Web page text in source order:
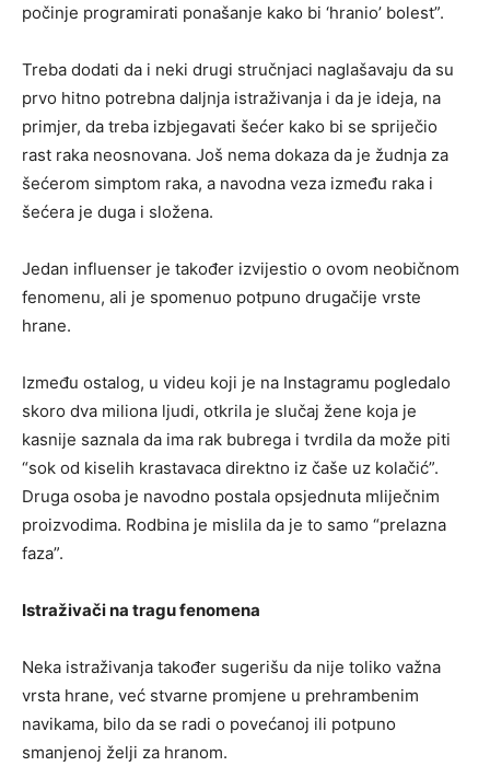
počinje programirati ponašanje kako bi ‘hranio’ bolest”.
Treba dodati da i neki drugi stručnjaci naglašavaju da su
prvo hitno potrebna daljnja istraživanja i da je ideja, na
primjer, da treba izbjegavati šećer kako bi se spriječio
rast raka neosnovana. Još nema dokaza da je žudnja za
šećerom simptom raka, a navodna veza između raka i
šećera je duga i složena.
Jedan influenser je također izvijestio o ovom neobičnom
fenomenu, ali je spomenuo potpuno drugačije vrste
hrane.
Između ostalog, u videu koji je na Instagramu pogledalo
skoro dva miliona ljudi, otkrila je slučaj žene koja je
kasnije saznala da ima rak bubrega i tvrdila da može piti
“sok od kiselih krastavaca direktno iz čaše uz kolačić”.
Druga osoba je navodno postala opsjednuta mliječnim
proizvodima. Rodbina je mislila da je to samo “prelazna
faza”.
Istraživači na tragu fenomena
Neka istraživanja također sugerišu da nije toliko važna
vrsta hrane, već stvarne promjene u prehrambenim
navikama, bilo da se radi o povećanoj ili potpuno
smanjenoj želji za hranom.